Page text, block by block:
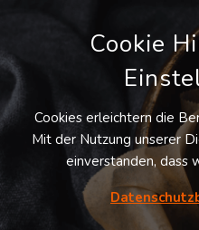
Möchten Sie
speichern und
Standorte
Cookie
Cookies erleichtern die
Mit der Nutzung unserer
einverstanden, dass